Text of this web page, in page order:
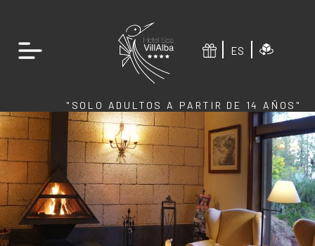
ES
"SOLO ADULTOS A PARTIR DE 14 AÑOS"